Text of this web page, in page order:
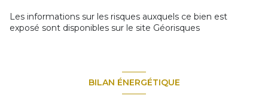
Les informations sur les risques auxquels ce bien est
exposé sont disponibles sur le site Géorisques
BILAN ÉNERGÉTIQUE